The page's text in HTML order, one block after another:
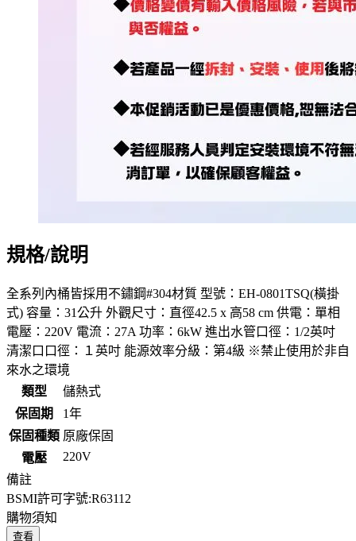
規格/說明
全系列內桶皆採用不鏽鋼#304材質 型號：EH-0801TSQ(橫掛
式) 容量：31公升 外觀尺寸：直徑42.5 x 高58 cm 供電：單相
電壓：220V 電流：27A 功率：6kW 進出水管口徑：1/2英吋
清潔口口徑：１英吋 能源效率分級：第4級 ※禁止使用於非自
來水之環境
類型
儲熱式
保固期
1年
保固種類 原廠保固
電壓
220V
備註
BSMI許可字號:R63112
購物須知
查看